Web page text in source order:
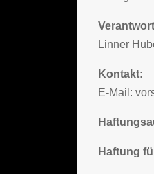
Linner
Kontakt:
E-Mail:
Haftung